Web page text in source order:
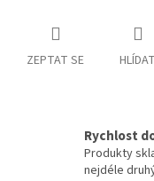
ZEPTAT SE HLÍDAT
Rychlost
Produkty
nejdéle